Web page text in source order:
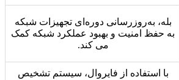
بله، به‌روزرسانی دوره‌ای تجهیزات شبکه
به حفظ امنیت و بهبود عملکرد شبکه کمک
می کند.
با استفاده از فایروال، سیستم تشخیص